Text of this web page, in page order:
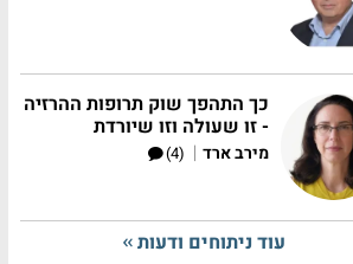
כך התהפך שוק תרופות ההרזיה
- זו שעולה וזו שיורדת
מירב ארד |
(4)
עוד ניתוחים ודעות